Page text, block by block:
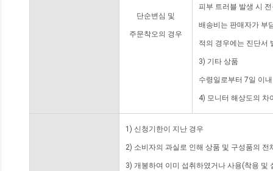
단순변심 및
주문착오의 경우
피부 트러블 발생 시
배송비는 판매자가 부
적의 경우에는 진단서
3) 기타 상품
수령일로부터 7일 이
4) 모니터 해상도의 차
1) 신청기한이 지난 경우
2) 소비자의 과실로 인해 상품 및 구성품의
3) 개봉하여 이미 섭취하였거나 사용(착용 및